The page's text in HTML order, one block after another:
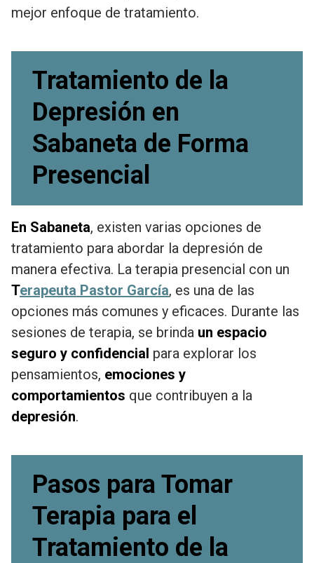
mejor enfoque de tratamiento.
Tratamiento de la
Depresión en
Sabaneta de Forma
Presencial
En Sabaneta, existen varias opciones de
tratamiento para abordar la depresión de
manera efectiva. La terapia presencial con un
Terapeuta Pastor García, es una de las
opciones más comunes y eficaces. Durante las
sesiones de terapia, se brinda un espacio
seguro y confidencial para explorar los
pensamientos, emociones y
comportamientos que contribuyen a la
depresión.
Pasos para Tomar
Terapia para el
Tratamiento de la